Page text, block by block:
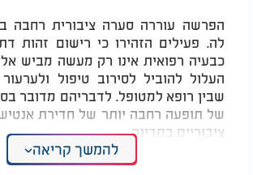
הפרשה עוררה סערה ציבורית רחבה
לה. פעילים הזהירו כי רישום זהות
כבעיה רפואית אינו רק מעשה מביש
העלול להוביל לסירוב טיפול
שבין רופא למטופל. לדבריהם מדובר
של תופעה רחבה יותר של חדירת
ציבוריים במדינה.
המקרה בבלגיה מציב בפני מערכת
להמשך קריאה